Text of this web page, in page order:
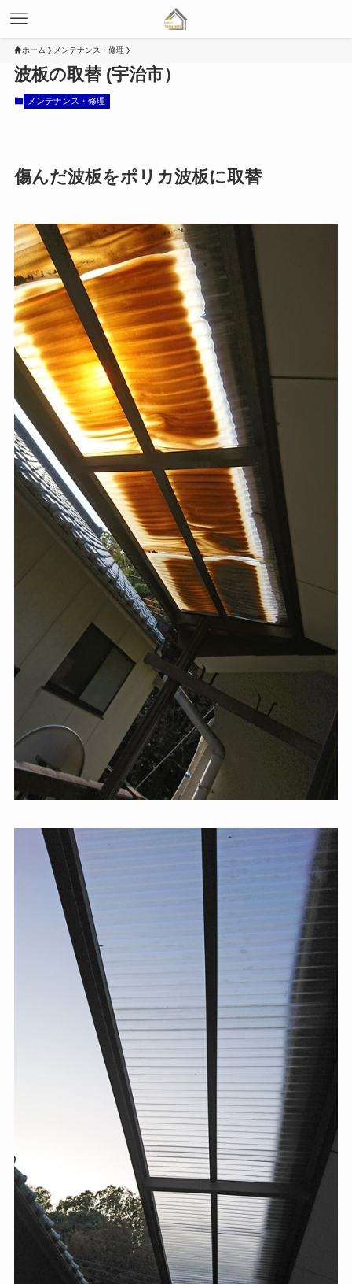
ホーム メンテナンス・修理
波板の取替 (宇治市）
メンテナンス・修理
傷んだ波板をポリカ波板に取替